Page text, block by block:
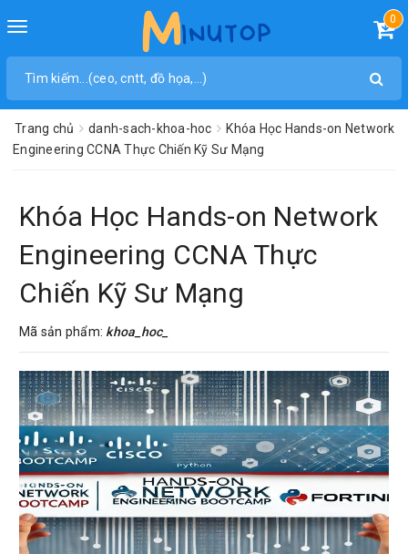
Toggle
0
Trang chủ danh-sach-khoa-hoc
Khóa Học Hands-on Network
Engineering CCNA Thực Chiến Kỹ Sư Mạng
Khóa Học Hands-on Network
Engineering CCNA Thực
Chiến Kỹ Sư Mạng
Mã sản phẩm: khoa_hoc_